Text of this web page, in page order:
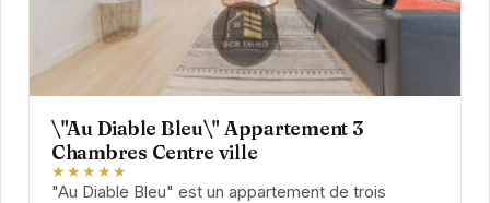
\"Au Diable Bleu\" Appartement 3
Chambres Centre ville
★★★★★
"Au Diable Bleu" est un appartement de trois